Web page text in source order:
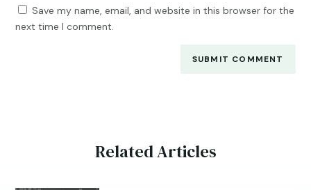
Save my name, email, and website in this browser for the
next time I comment.
SUBMIT COMMENT
Related Articles